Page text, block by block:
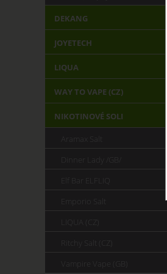
DEKANG
JOYETECH
LIQUA
WAY TO VAPE (CZ)
NIKOTINOVÉ SOLI